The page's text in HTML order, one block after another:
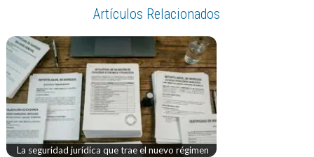
Artículos Relacionados
La seguridad jurídica que trae el nuevo régimen